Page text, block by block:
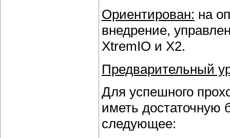
Ориентирован: на
внедрение,
XtremIO и X2.
Предварительный
Для успешного
иметь
следующее: